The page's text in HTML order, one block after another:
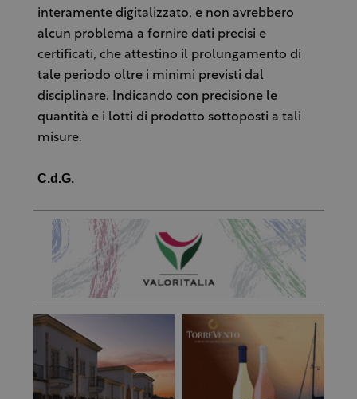
interamente digitalizzato, e non avrebbero
alcun problema a fornire dati precisi e
certificati, che attestino il prolungamento di
tale periodo oltre i minimi previsti dal
disciplinare. Indicando con precisione le
quantità e i lotti di prodotto sottoposti a tali
misure.
C.d.G.